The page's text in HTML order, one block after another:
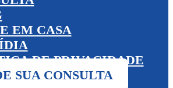
EM CASA
DE PRIVACIDADE
SUA CONSULTA